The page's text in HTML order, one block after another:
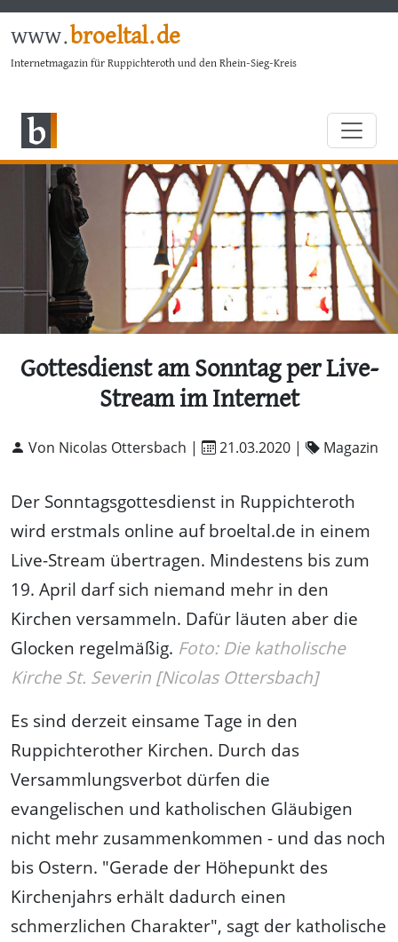
www.broeltal.de
Internetmagazin für Ruppichteroth und den Rhein-Sieg-Kreis
Gottesdienst am Sonntag per Live-
Stream im Internet
Von Nicolas Ottersbach | 21.03.2020 | Magazin
Der Sonntagsgottesdienst in Ruppichteroth
wird erstmals online auf broeltal.de in einem
Live-Stream übertragen. Mindestens bis zum
19. April darf sich niemand mehr in den
Kirchen versammeln. Dafür läuten aber die
Glocken regelmäßig. Foto: Die katholische
Kirche St. Severin [Nicolas Ottersbach]
Es sind derzeit einsame Tage in den
Ruppichterother Kirchen. Durch das
Versammlungsverbot dürfen die
evangelischen und katholischen Gläubigen
nicht mehr zusammenkommen - und das noch
bis Ostern. "Gerade der Höhepunkt des
Kirchenjahrs erhält dadurch einen
schmerzlichen Charakter", sagt der katholische